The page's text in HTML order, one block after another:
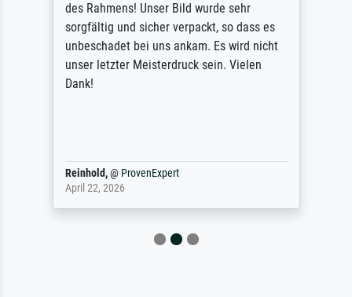
des Rahmens! Unser Bild wurde sehr
sorgfältig und sicher verpackt, so dass es
unbeschadet bei uns ankam. Es wird nicht
unser letzter Meisterdruck sein. Vielen
Dank!
Reinhold,@ ProvenExpert
April 22, 2026